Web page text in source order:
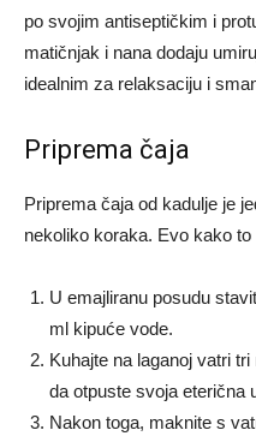
po svojim antiseptičkim i
matičnjak i nana dodaju
idealnim za relaksaciju i
Priprema čaja
Priprema čaja od kadulje je
nekoliko koraka. Evo kako to
U emajliranu posudu
ml kipuće vode.
Kuhajte na laganoj vatri
da otpuste svoja eterična
Nakon toga, maknite s